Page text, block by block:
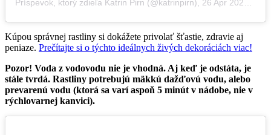
Príspevok, ktorý zdieľa Katrin Pirn (@katrinpirn), 26 Apr 2020 o 1:27 PDT
Kúpou správnej rastliny si dokážete privolať šťastie, zdravie aj
peniaze. Prečítajte si o týchto ideálnych živých dekoráciách viac!
Pozor! Voda z vodovodu nie je vhodná. Aj keď je odstáta, je
stále tvrdá. Rastliny potrebujú mäkkú dažďovú vodu, alebo
prevarenú vodu (ktorá sa varí aspoň 5 minút v nádobe, nie v
rýchlovarnej kanvici).